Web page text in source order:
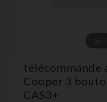
télécommande
Cooper 3
CAS3+